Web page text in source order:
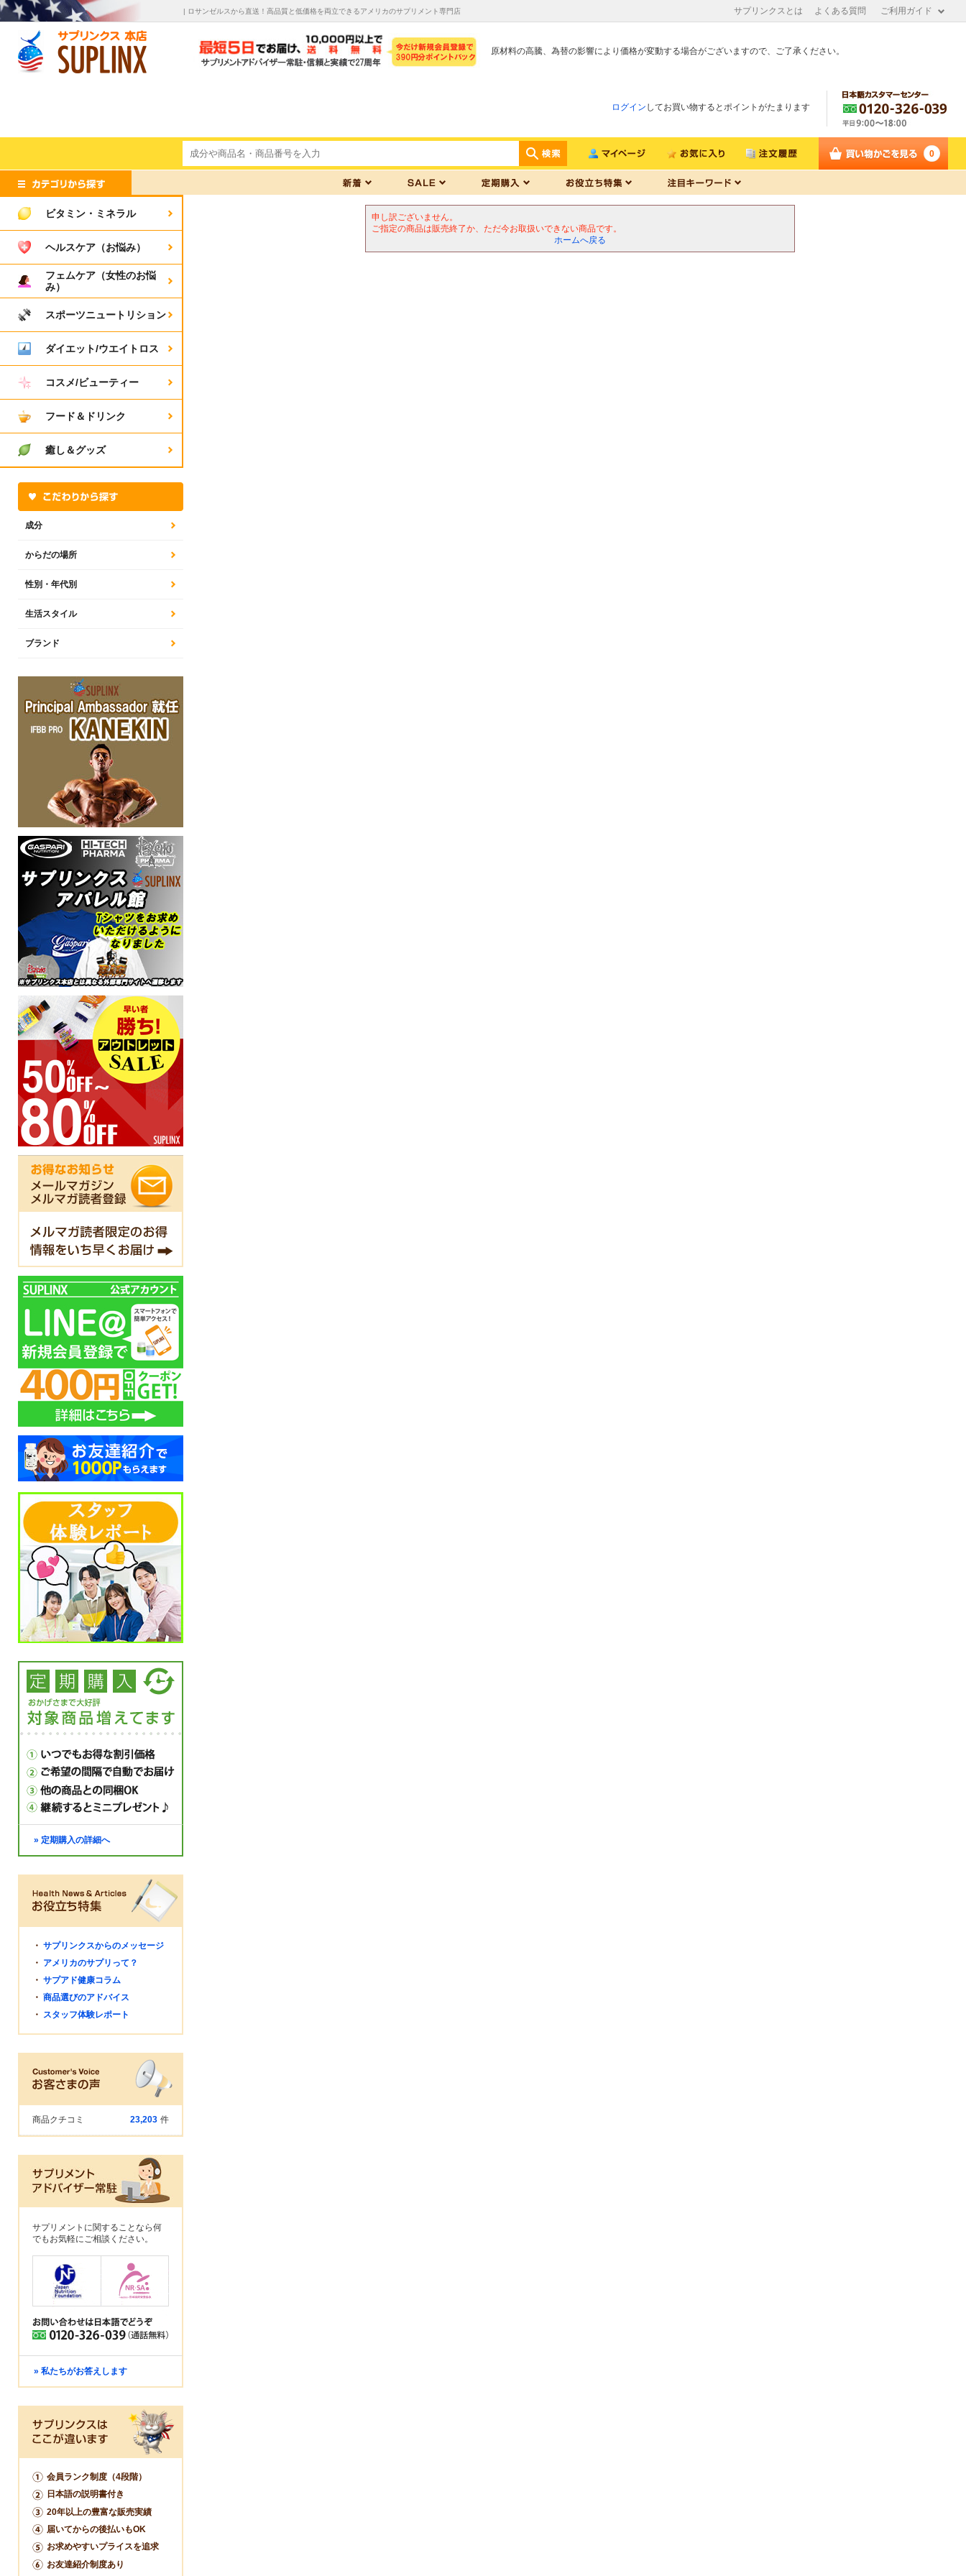
| ロサンゼルスから直送！高品質と低価格を両立できるアメリカのサプリメント専門店 サプリンクスとは よくある質問 ご利用ガイド
原材料の高騰、為替の影響により価格が変動する場合がございますので、ご了承ください。
ログイン してお買い物するとポイントがたまります
0
申し訳ございません。
ご指定の商品は販売終了か、ただ今お取扱いできない商品です。
ホームへ戻る
ビタミン・ミネラル
ヘルスケア（お悩み）
フェムケア（女性のお悩
み）
スポーツニュートリション
ダイエット/ウエイトロス
コスメ/ビューティー
フード＆ドリンク
癒し＆グッズ
成分
からだの場所
性別・年代別
生活スタイル
ブランド
» 定期購入の詳細へ
・ サプリンクスからのメッセージ
・ アメリカのサプリって？
・ サプアド健康コラム
・ 商品選びのアドバイス
・ スタッフ体験レポート
商品クチコミ 23,203 件
サプリメントに関することなら何
でもお気軽にご相談ください。
» 私たちがお答えします
会員ランク制度（4段階）
日本語の説明書付き
20年以上の豊富な販売実績
届いてからの後払いもOK
お求めやすいプライスを追求
お友達紹介制度あり